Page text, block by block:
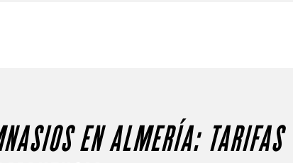
EN ALMERÍA: TARIFAS